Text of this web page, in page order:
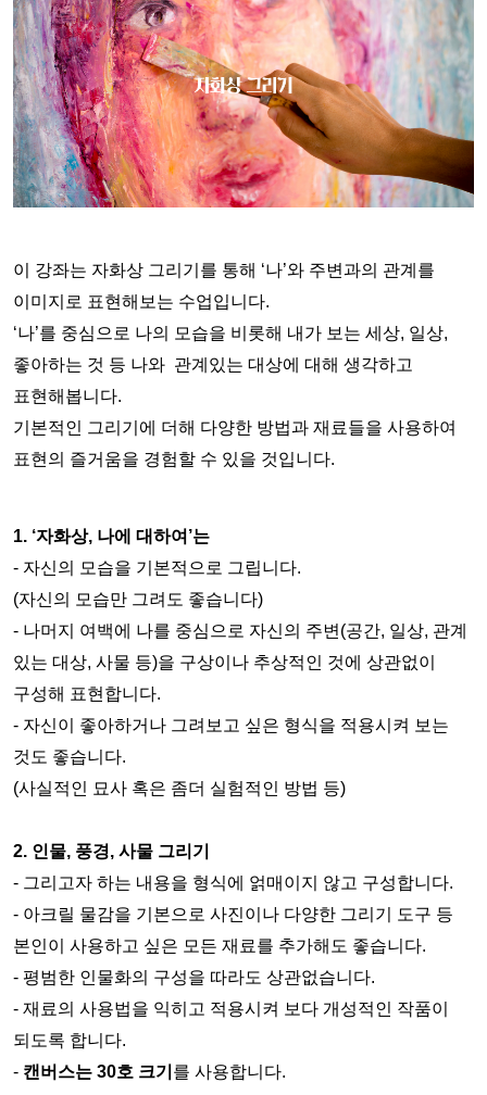
이 강좌는 자화상 그리기를 통해 ‘나’와 주변과의 관계를
이미지로 표현해보는 수업입니다.
‘나’를 중심으로 나의 모습을 비롯해 내가 보는 세상, 일상,
좋아하는 것 등 나와  관계있는 대상에 대해 생각하고
표현해봅니다.
기본적인 그리기에 더해 다양한 방법과 재료들을 사용하여
표현의 즐거움을 경험할 수 있을 것입니다.
1. ‘자화상, 나에 대하여’는
- 자신의 모습을 기본적으로 그립니다.
(자신의 모습만 그려도 좋습니다)
- 나머지 여백에 나를 중심으로 자신의 주변(공간, 일상, 관계
있는 대상, 사물 등)을 구상이나 추상적인 것에 상관없이
구성해 표현합니다.
- 자신이 좋아하거나 그려보고 싶은 형식을 적용시켜 보는
것도 좋습니다.
(사실적인 묘사 혹은 좀더 실험적인 방법 등)
2. 인물, 풍경, 사물 그리기
- 그리고자 하는 내용을 형식에 얽매이지 않고 구성합니다.
- 아크릴 물감을 기본으로 사진이나 다양한 그리기 도구 등
본인이 사용하고 싶은 모든 재료를 추가해도 좋습니다.
- 평범한 인물화의 구성을 따라도 상관없습니다.
- 재료의 사용법을 익히고 적용시켜 보다 개성적인 작품이
되도록 합니다.
- 캔버스는 30호 크기 를 사용합니다.